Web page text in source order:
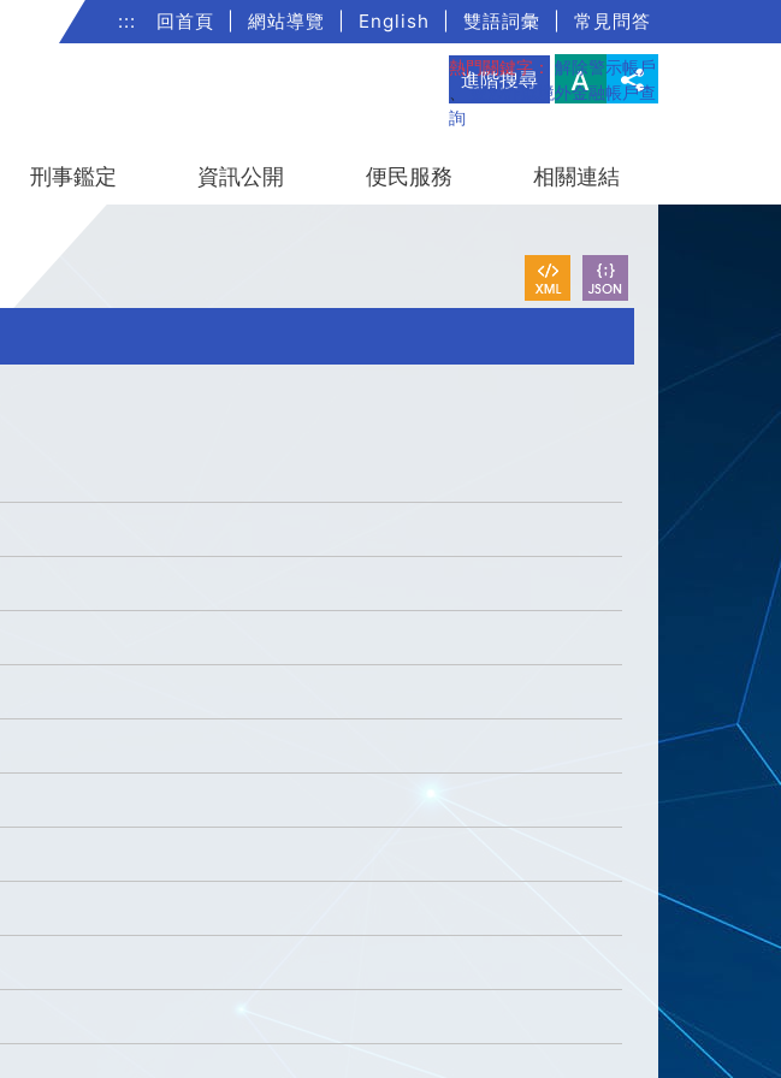
::: 回首頁 網站導覽 English 雙語詞彙 常見問答
進階搜尋
熱門關鍵字： 解除警示帳戶
、疑涉詐欺境外金融帳戶查
詢
刑事鑑定 資訊公開 便民服務 相關連結